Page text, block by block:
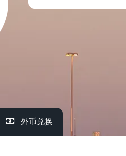
外币兑换